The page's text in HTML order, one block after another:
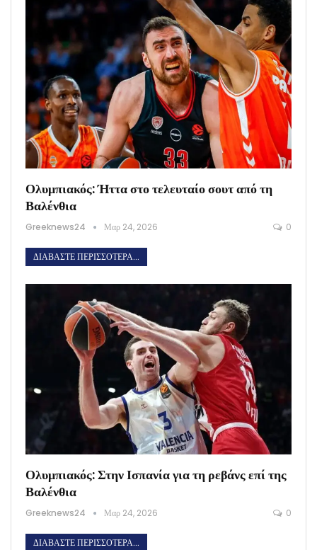
Ολυμπιακός: Ήττα στο τελευταίο σουτ από τη
Βαλένθια
Greeknews24 Μαρ 24, 2026 0
ΔΙΑΒΆΣΤΕ ΠΕΡΙΣΣΌΤΕΡΑ...
Ολυμπιακός: Στην Ισπανία για τη ρεβάνς επί της
Βαλένθια
Greeknews24 Μαρ 24, 2026 0
ΔΙΑΒΆΣΤΕ ΠΕΡΙΣΣΌΤΕΡΑ...